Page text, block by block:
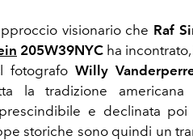
visionario che Raf
205W39NYC ha
fotografo Willy
la tradizione
e declinata
storiche sono quindi un